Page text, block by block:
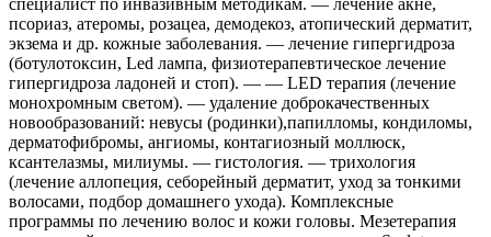
псориаз, атеромы, розацеа, демодекоз, атопический дерматит,
экзема и др. кожные заболевания. — лечение гипергидроза
(ботулотоксин, Led лампа, физиотерапевтическое лечение
гипергидроза ладоней и стоп). — — LED терапия (лечение
монохромным светом). — удаление доброкачественных
новообразований: невусы (родинки),папилломы, кондиломы,
дерматофибромы, ангиомы, контагиозный моллюск,
ксантелазмы, милиумы. — гистология. — трихология
(лечение аллопеция, себорейный дерматит, уход за тонкими
волосами, подбор домашнего ухода). Комплексные
программы по лечению волос и кожи головы. Мезетерапия